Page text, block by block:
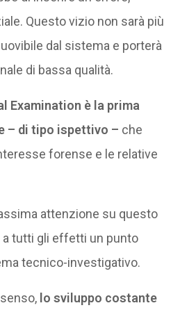
Questo vizio non sarà più
dal sistema e porterà
di bassa qualità.
Examination è la prima
– di tipo ispettivo – che
forense e le relative
attenzione su questo
tutti gli effetti un punto
tecnico-investigativo.
lo sviluppo costante